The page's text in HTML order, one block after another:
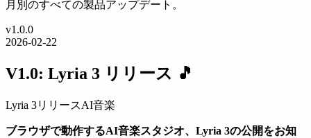
月別のすべての製品アップデート。
v1.0.0
2026-02-22
V1.0: Lyria 3 リリース 🎵
Lyria 3リリースAI音楽
ブラウザで動作するAI音楽スタジオ、Lyria 3の公開をお知